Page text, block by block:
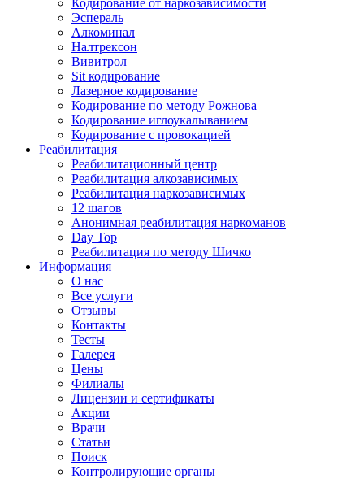
Кодирование от наркозависимости
Эспераль
Алкоминал
Налтрексон
Вивитрол
Sit кодирование
Лазерное кодирование
Кодирование по методу Рожнова
Кодирование иглоукалыванием
Кодирование с провокацией
Реабилитация
Реабилитационный центр
Реабилитация алкозависимых
Реабилитация наркозависимых
12 шагов
Анонимная реабилитация наркоманов
Day Top
Реабилитация по методу Шичко
Информация
О нас
Все услуги
Отзывы
Контакты
Тесты
Галерея
Цены
Филиалы
Лицензии и сертификаты
Акции
Врачи
Статьи
Поиск
Контролирующие органы